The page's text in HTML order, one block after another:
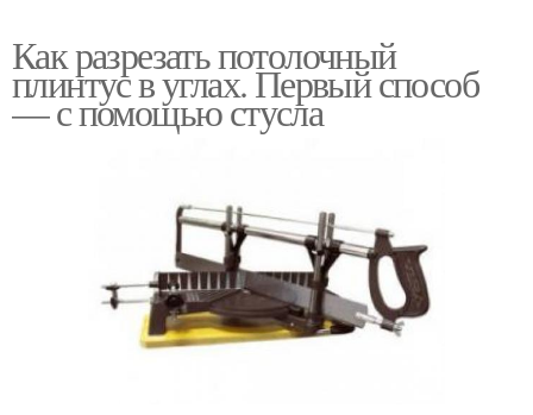
Как разрезать потолочный
плинтус в углах. Первый способ
— с помощью стусла